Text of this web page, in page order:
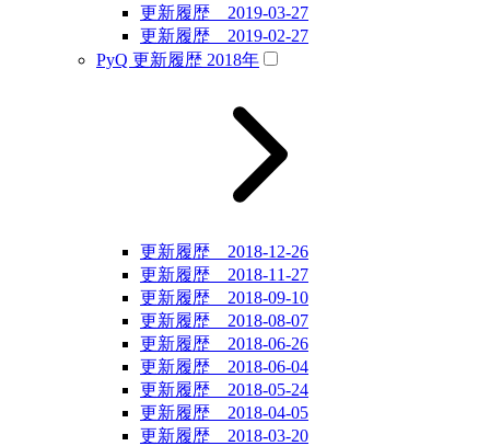
更新履歴 2019-03-27
更新履歴 2019-02-27
PyQ 更新履歴 2018年
更新履歴 2018-12-26
更新履歴 2018-11-27
更新履歴 2018-09-10
更新履歴 2018-08-07
更新履歴 2018-06-26
更新履歴 2018-06-04
更新履歴 2018-05-24
更新履歴 2018-04-05
更新履歴 2018-03-20